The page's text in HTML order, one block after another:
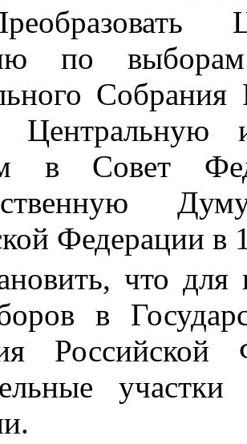
по
в Совет
Федерации в
что
в
Российской